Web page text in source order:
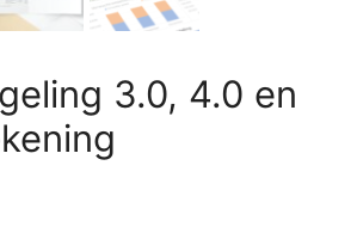
3.0, 4.0 en